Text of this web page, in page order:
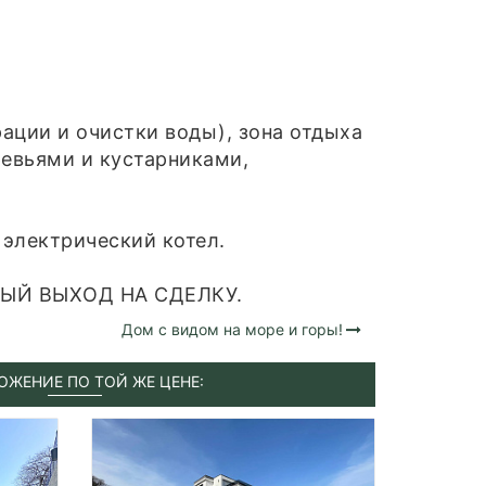
и очистки воды), зона отдыха
и кустарниками,
котел.
ВЫХОД НА СДЕЛКУ.
Дом с видом на море и горы!
ПО ТОЙ ЖЕ ЦЕНЕ: